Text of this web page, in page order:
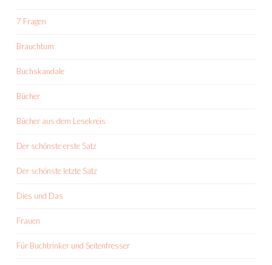
7 Fragen
Brauchtum
Buchskandale
Bücher
Bücher aus dem Lesekreis
Der schönste erste Satz
Der schönste letzte Satz
Dies und Das
Frauen
Für Buchtrinker und Seitenfresser